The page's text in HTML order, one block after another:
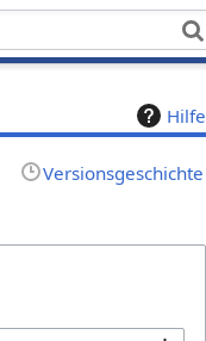
Hilfe
Versionsgeschichte